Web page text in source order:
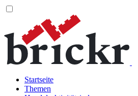
Startseite
Themen